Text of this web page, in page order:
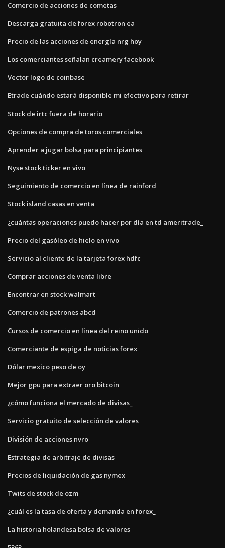
Comercio de acciones de cometas
Descarga gratuita de forex robotron ea
Precio de las acciones de energía nrg hoy
Los comerciantes señalan creamery facebook
Vector logo de coinbase
Etrade cuándo estará disponible mi efectivo para retirar
Stock de irtc fuera de horario
Opciones de compra de toros comerciales
Aprender a jugar bolsa para principiantes
Nyse stock ticker en vivo
Seguimiento de comercio en línea de rainford
Stock island casas en venta
¿cuántas operaciones puedo hacer por día en td ameritrade_
Precio del gasóleo de hielo en vivo
Servicio al cliente de la tarjeta forex hdfc
Comprar acciones de venta libre
Encontrar en stock walmart
Comercio de patrones abcd
Cursos de comercio en línea del reino unido
Comerciante de espiga de noticias forex
Dólar mexico peso de oy
Mejor gpu para extraer oro bitcoin
¿cómo funciona el mercado de divisas_
Servicio gratuito de selección de valores
División de acciones nvro
Estrategia de arbitraje de divisas
Precios de liquidación de gas nymex
Twits de stock de ozm
¿cuál es la tasa de oferta y demanda en forex_
La historia holandesa bolsa de valores